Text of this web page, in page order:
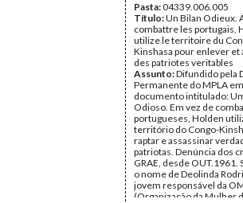
Pasta:04339.006.005
Título:Un Bilan Odieux.
combattre les portugais,
utilize le territoire du
Kinshasa pour enlever et
des patriotes veritables
Assunto:Difundido pela
Permanente do MPLA
documento intitulado:
Odioso. Em vez de
portugueses, Holden
território do Congo-
raptar e assassinar
patriotas. Denúncia dos
GRAE, desde OUT.1961.
o nome de Deolinda
jovem responsável da
(Organização da Mulher